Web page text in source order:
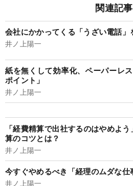
関連記事
会社にかかってくる「うざい電話」
井ノ上陽一
紙を無くして効率化、ペーパーレ
ポイント」
井ノ上陽一
「経費精算で出社するのはやめよ
算のコツとは？
井ノ上陽一
今すぐやめるべき「経理のムダな仕
井ノ上陽一